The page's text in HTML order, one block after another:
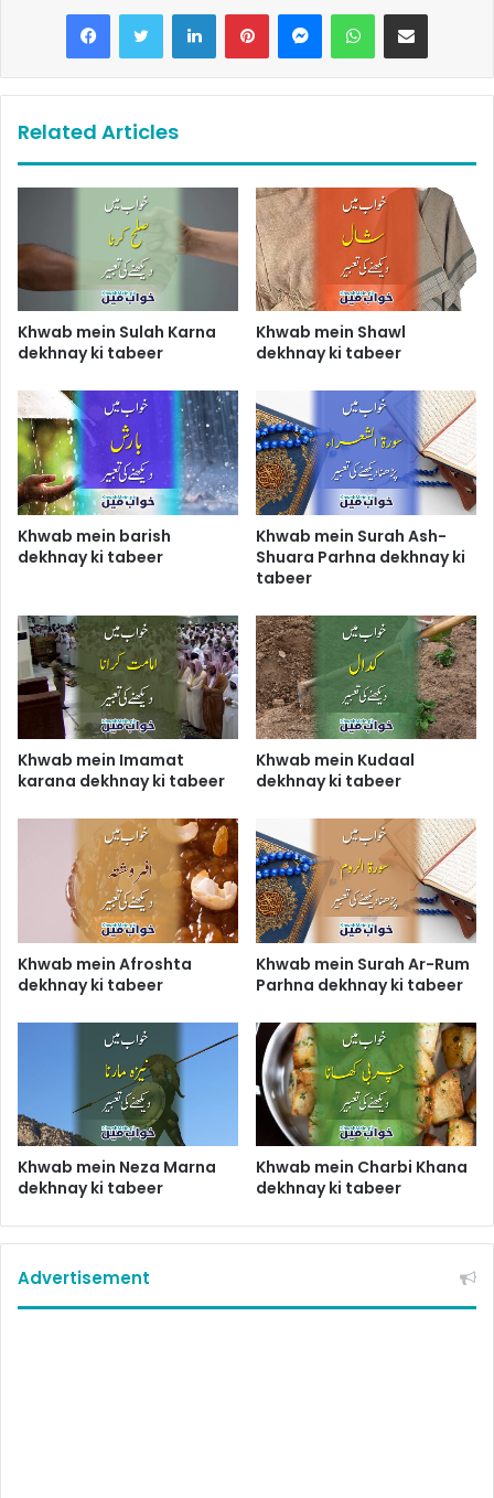
LinkedInPinterestMessengerWhatsAppShare via Email
Related Articles
Khwab mein Sulah Karna
dekhnay ki tabeer
Khwab mein Shawl
dekhnay ki tabeer
Khwab mein barish
dekhnay ki tabeer
Khwab mein Surah Ash-
Shuara Parhna dekhnay ki
tabeer
Khwab mein Imamat
karana dekhnay ki tabeer
Khwab mein Kudaal
dekhnay ki tabeer
Khwab mein Afroshta
dekhnay ki tabeer
Khwab mein Surah Ar-Rum
Parhna dekhnay ki tabeer
Khwab mein Neza Marna
dekhnay ki tabeer
Khwab mein Charbi Khana
dekhnay ki tabeer
Advertisement